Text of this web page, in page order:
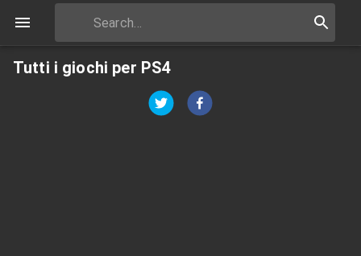
Tutti i giochi per PS4